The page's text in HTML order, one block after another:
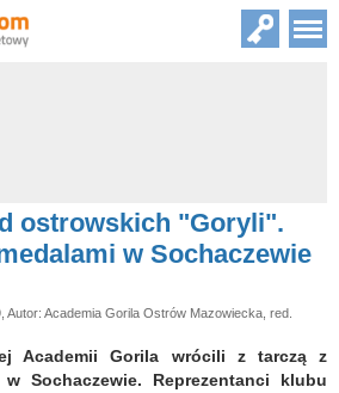
ostrowskich "Goryli".
w Sochaczewie
Autor: Academia Gorila Ostrów Mazowiecka, red.
Academii Gorila wrócili z tarczą z
Sochaczewie. Reprezentanci klubu